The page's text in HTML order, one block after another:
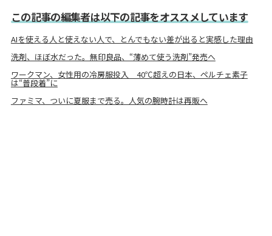
この記事の編集者は以下の記事をオススメしています
AIを使える人と使えない人で、とんでもない差が出ると実感した理由
洗剤、ほぼ水だった。無印良品、“薄めて使う洗剤”発売へ
ワークマン、女性用の冷房服投入 40℃超えの日本、ペルチェ素子
は“普段着”に
ファミマ、ついに夏服まで売る。人気の腕時計は再販へ